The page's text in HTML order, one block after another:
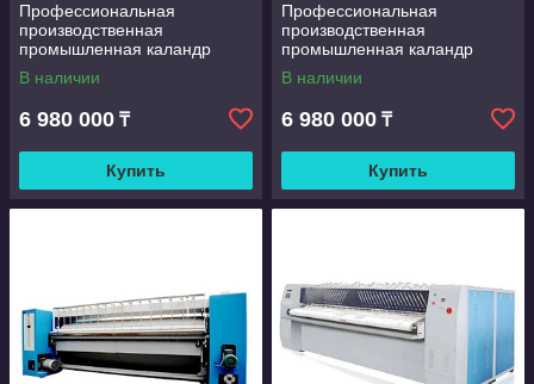
Профессиональная
производственная
промышленная каландр
гостиничная автоматическая
гладильная машина с
В наличии
6 980 000 ₸
Купить
Профессиональная
производственная
промышленная каландр
гостиничная автоматическая
гладильная машина с
В наличии
6 980 000 ₸
Купить